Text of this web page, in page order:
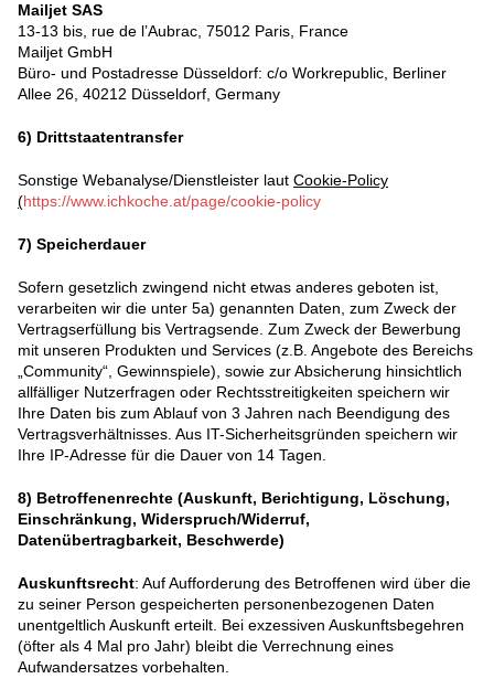
Mailjet SAS
13-13 bis, rue de l’Aubrac, 75012 Paris, France
Mailjet GmbH
Büro- und Postadresse Düsseldorf: c/o Workrepublic, Berliner
Allee 26, 40212 Düsseldorf, Germany
6) Drittstaatentransfer
Sonstige Webanalyse/Dienstleister laut Cookie-Policy
(https://www.ichkoche.at/page/cookie-policy
7) Speicherdauer
Sofern gesetzlich zwingend nicht etwas anderes geboten ist,
verarbeiten wir die unter 5a) genannten Daten, zum Zweck der
Vertragserfüllung bis Vertragsende. Zum Zweck der Bewerbung
mit unseren Produkten und Services (z.B. Angebote des Bereichs
„Community“, Gewinnspiele), sowie zur Absicherung hinsichtlich
allfälliger Nutzerfragen oder Rechtsstreitigkeiten speichern wir
Ihre Daten bis zum Ablauf von 3 Jahren nach Beendigung des
Vertragsverhältnisses. Aus IT-Sicherheitsgründen speichern wir
Ihre IP-Adresse für die Dauer von 14 Tagen.
8) Betroffenenrechte (Auskunft, Berichtigung, Löschung,
Einschränkung, Widerspruch/Widerruf,
Datenübertragbarkeit, Beschwerde)
Auskunftsrecht: Auf Aufforderung des Betroffenen wird über die
zu seiner Person gespeicherten personenbezogenen Daten
unentgeltlich Auskunft erteilt. Bei exzessiven Auskunftsbegehren
(öfter als 4 Mal pro Jahr) bleibt die Verrechnung eines
Aufwandersatzes vorbehalten.